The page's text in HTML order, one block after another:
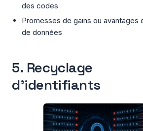
des codes
Promesses de gains ou avantages
de données
5. Recyclage
d'identifiants